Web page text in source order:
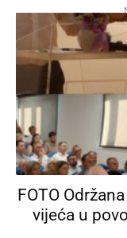
FOTO
vijeća u